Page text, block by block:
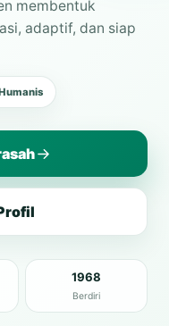
membentuk
adaptif, dan siap
1968
Berdiri